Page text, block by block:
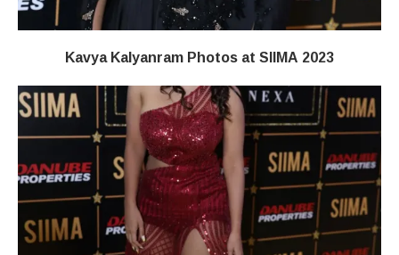
Kavya Kalyanram Photos at SIIMA 2023